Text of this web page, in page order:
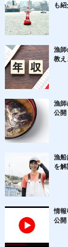
も
漁師
教え
漁師
公開
漁船
を解
情報
公開